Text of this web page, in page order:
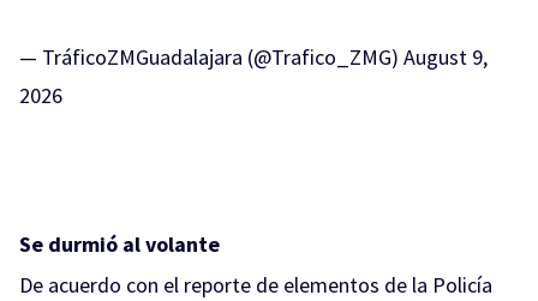
— TráficoZMGuadalajara (@Trafico_ZMG) August 9,
2026
Se durmió al volante
De acuerdo con el reporte de elementos de la Policía